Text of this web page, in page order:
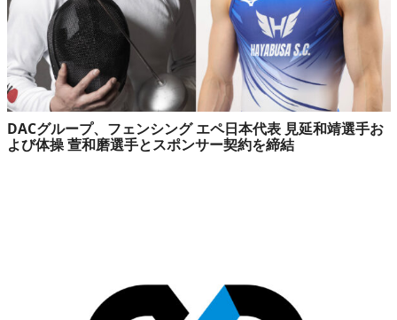
DACグループ、フェンシング エペ日本代表 見延和靖選手お
よび体操 萱和磨選手とスポンサー契約を締結